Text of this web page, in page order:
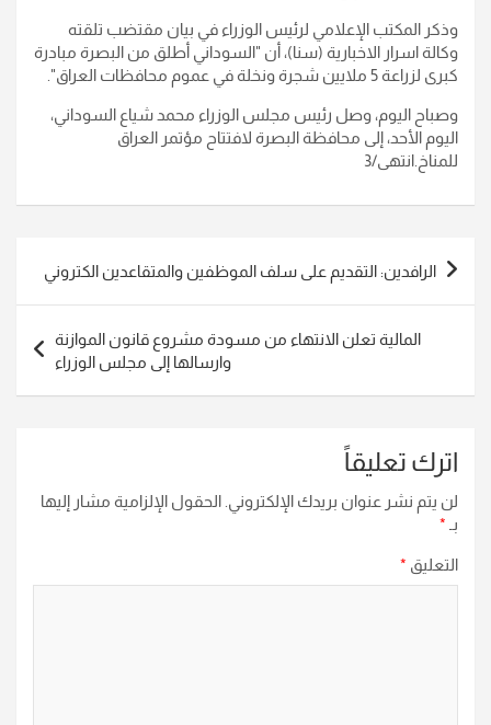
وذكر المكتب الإعلامي لرئيس الوزراء في بيان مقتضب تلقته
وكالة اسرار الاخبارية (سنا)، أن "السوداني أطلق من البصرة مبادرة
كبرى لزراعة 5 ملايين شجرة ونخلة في عموم محافظات العراق".
وصباح اليوم، وصل رئيس مجلس الوزراء محمد شياع السوداني،
اليوم الأحد، إلى محافظة البصرة لافتتاح مؤتمر العراق
للمناخ.انتهى/3
تصفّح
المقالات
الرافدين: التقديم على سلف الموظفين والمتقاعدين الكتروني
المالية تعلن الانتهاء من مسودة مشروع قانون الموازنة
وارسالها إلى مجلس الوزراء
اترك تعليقاً
لن يتم نشر عنوان بريدك الإلكتروني. الحقول الإلزامية مشار إليها
بـ *
التعليق *